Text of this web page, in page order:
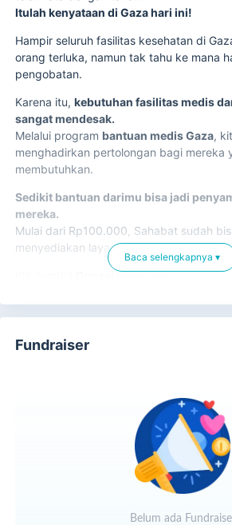
Itulah kenyataan di Gaza hari ini!
Hampir seluruh fasilitas kesehatan di
orang terluka, namun tak tahu ke mana
pengobatan.
Karena itu,kebutuhan fasilitas medis
sangat mendesak.
Melalui program bantuan medis Gaza,
menghadirkan pertolongan bagi mereka
membutuhkan.
Sedikit bantuan darimu bisa jadi
mereka.
Mulai dari Rp100.000, Sahabat sudah
menyediakan layanan medis darurat
Donasi Sekarang, dan jadilah
Baca selengkapnya ▾
Fundraiser
Belum ada